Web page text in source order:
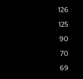
126
125
90
70
69